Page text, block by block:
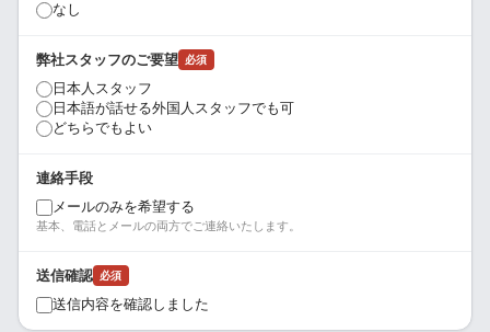
なし
弊社スタッフのご要望 必須
日本人スタッフ
日本語が話せる外国人スタッフでも可
どちらでもよい
連絡手段
メールのみを希望する
基本、電話とメールの両方でご連絡いたします。
送信確認 必須
送信内容を確認しました